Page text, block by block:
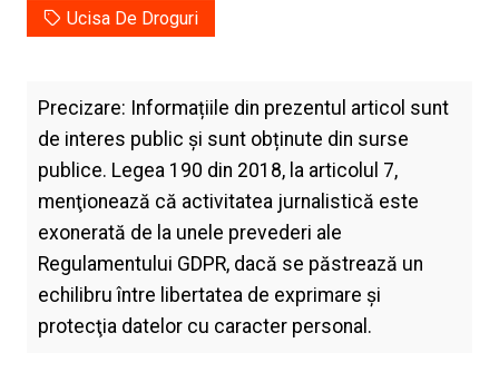
Ucisa De Droguri
Precizare: Informațiile din prezentul articol sunt
de interes public și sunt obținute din surse
publice. Legea 190 din 2018, la articolul 7,
menţionează că activitatea jurnalistică este
exonerată de la unele prevederi ale
Regulamentului GDPR, dacă se păstrează un
echilibru între libertatea de exprimare şi
protecţia datelor cu caracter personal.